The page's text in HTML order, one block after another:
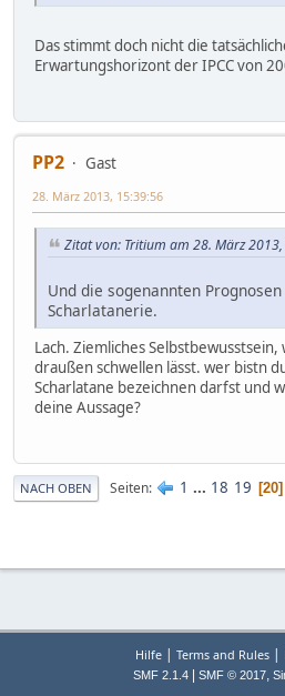
Das stimmt doch nicht die
Erwartungshorizont der IPCC von
PP2
Gast
28. März 2013, 15:39:56
Zitat von: Tritium am 28. März
Und die sogenannten
Scharlatanerie.
Lach. Ziemliches Selbstbewusstsein,
draußen schwellen lässt. wer bistn
Scharlatane bezeichnen darfst und
deine Aussage?
NACH OBEN Seiten 1 ... 18 19 20
Hilfe | Terms and Rules |
SMF 2.1.4 SMF © 2017,